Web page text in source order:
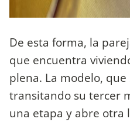
De esta forma, la
que encuentra
plena. La modelo,
transitando su tercer
una etapa y abre otra